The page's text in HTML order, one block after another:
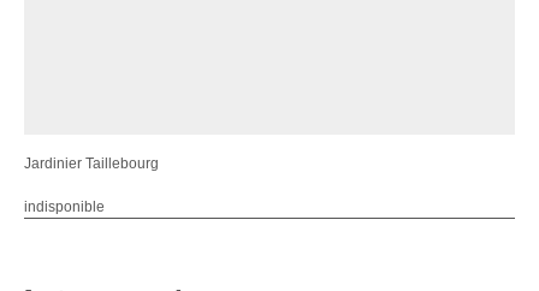
Jardinier Taillebourg
indisponible